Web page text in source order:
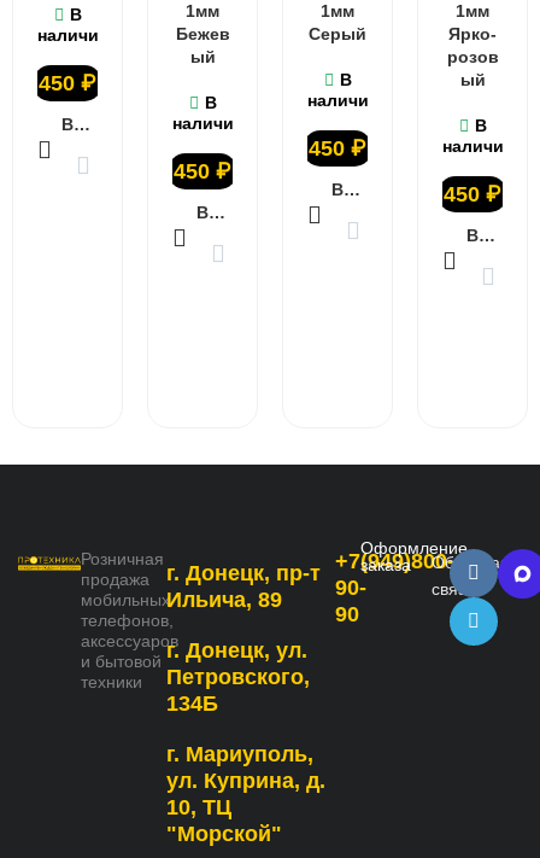
В
наличии
450 ₽
В КОРЗИНУ
1мм
Бежев
ый
В
наличии
450 ₽
В КОРЗИНУ
1мм
Серый
В
наличии
450 ₽
В КОРЗИНУ
1мм
Ярко-
розов
ый
В
наличии
450 ₽
В КОРЗИНУ
Розничная
продажа
мобильных
телефонов,
аксессуаров
и бытовой
техники
г. Донецк, пр-т
Ильича, 89
г. Донецк, ул.
Петровского,
134Б
г. Мариуполь,
ул. Куприна, д.
10, ТЦ
"Морской"
+7(949)800-
90-
90
Оформление
заказа
Обратная
связь